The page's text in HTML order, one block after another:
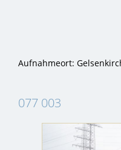
Aufnahmeort:
077 003